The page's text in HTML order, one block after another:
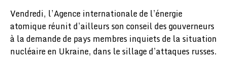
Vendredi, l’Agence internationale de l’énergie
atomique réunit d’ailleurs son conseil des gouverneurs
à la demande de pays membres inquiets de la situation
nucléaire en Ukraine, dans le sillage d’attaques russes.